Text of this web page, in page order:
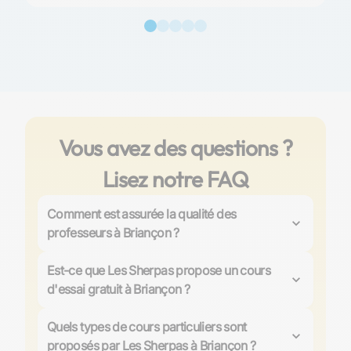
Vous avez des questions ?
Lisez notre FAQ
Comment est assurée la qualité des
professeurs à Briançon ?
Briançon est une priorité absolue. Plus de 4000
professeurs, majoritairement issus des meilleurs
établissements, sont rigoureusement sélectionnés et
l'équipe Sherpas, garantissant une expertise et une
pédagogie de haut niveau. Les profils des
Est-ce que Les Sherpas propose un cours
d'essai gratuit à Briançon ?
cours d'essai offert à Briançon pour permettre aux
étudiants de choisir l'enseignant qui correspond le
Quels types de cours particuliers sont
proposés par Les Sherpas à Briançon ?